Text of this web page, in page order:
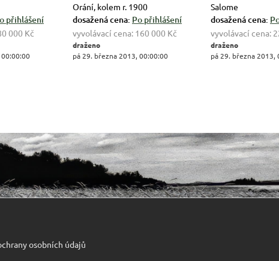
přihlášení
000 Kč
Orání, kolem r. 1900
dosažená cena: Po přihlášení
vyvolávací cena: 160 000 Kč
draženo
pá 29. března 2013, 00:00:00
Salome
dosažená cena:
vyvolávací cena:
draženo
pá 29. března 2013,
osobních údajů